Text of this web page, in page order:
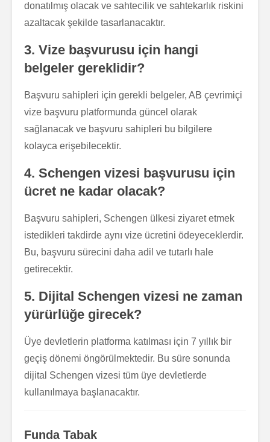
donatılmış olacak ve sahtecilik ve sahtekarlık riskini
azaltacak şekilde tasarlanacaktır.
3. Vize başvurusu için hangi
belgeler gereklidir?
Başvuru sahipleri için gerekli belgeler, AB çevrimiçi
vize başvuru platformunda güncel olarak
sağlanacak ve başvuru sahipleri bu bilgilere
kolayca erişebilecektir.
4. Schengen vizesi başvurusu için
ücret ne kadar olacak?
Başvuru sahipleri, Schengen ülkesi ziyaret etmek
istedikleri takdirde aynı vize ücretini ödeyeceklerdir.
Bu, başvuru sürecini daha adil ve tutarlı hale
getirecektir.
5. Dijital Schengen vizesi ne zaman
yürürlüğe girecek?
Üye devletlerin platforma katılması için 7 yıllık bir
geçiş dönemi öngörülmektedir. Bu süre sonunda
dijital Schengen vizesi tüm üye devletlerde
kullanılmaya başlanacaktır.
Funda Tabak